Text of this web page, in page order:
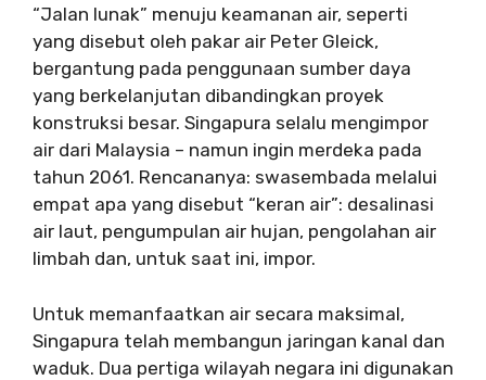
“Jalan lunak” menuju keamanan air, seperti
yang disebut oleh pakar air Peter Gleick,
bergantung pada penggunaan sumber daya
yang berkelanjutan dibandingkan proyek
konstruksi besar. Singapura selalu mengimpor
air dari Malaysia – namun ingin merdeka pada
tahun 2061. Rencananya: swasembada melalui
empat apa yang disebut “keran air”: desalinasi
air laut, pengumpulan air hujan, pengolahan air
limbah dan, untuk saat ini, impor.
Untuk memanfaatkan air secara maksimal,
Singapura telah membangun jaringan kanal dan
waduk. Dua pertiga wilayah negara ini digunakan